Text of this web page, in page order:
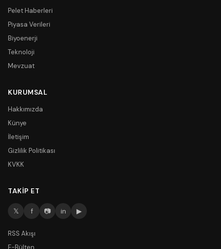
Pelet Haberleri
Piyasa Verileri
Biyoenerji
Teknoloji
Mevzuat
KURUMSAL
Hakkımızda
Künye
İletişim
Gizlilik Politikası
KVKK
TAKIP ET
𝕏 f 📷 in ▶
RSS Akışı
E-Bülten